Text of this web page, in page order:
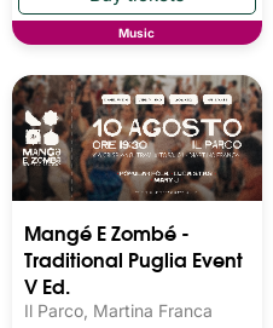
Music
Mangé E Zombé -
Traditional Puglia Event
V Ed.
Il Parco, Martina Franca